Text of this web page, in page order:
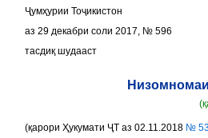
Ҷумҳурии Тоҷикистон
аз 29 декабри соли 2017, № 596
тасдиқ шудааст
(қарори Ҳукумати ҶТ аз 02.11.2018 №